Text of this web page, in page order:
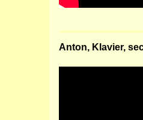
Anton, Klavier,